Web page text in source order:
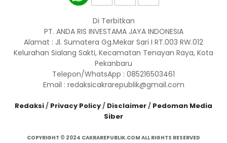
Di Terbitkan
PT. ANDA RIS INVESTAMA JAYA INDONESIA
Alamat : Jl. Sumatera Gg.Mekar Sari I RT.003 RW.012
Kelurahan Sialang Sakti, Kecamatan Tenayan Raya, Kota
Pekanbaru
Telepon/WhatsApp : 085216503461
Email : redaksicakrarepublik@gmail.com
Redaksi/ Privacy Policy/ Disclaimer/ Pedoman Media
Siber
COPYRIGHT © 2024 CAKRAREPUBLIK.COM ALL RIGHTS RESERVED